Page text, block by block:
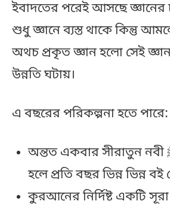
ইবাদতের পরেই আসছে জ্ঞানের
শুধু জ্ঞানে ব্যস্ত থাকে কিন্তু
অথচ প্রকৃত জ্ঞান হলো সেই
উন্নতি ঘটায়।
এ বছরের পরিকল্পনা হতে পারে:
অন্তত একবার সীরাতুন নবী ﷺ পড়া। সম্ভব
হলে প্রতি বছর ভিন্ন ভিন্ন
কুরআনের নির্দিষ্ট একটি